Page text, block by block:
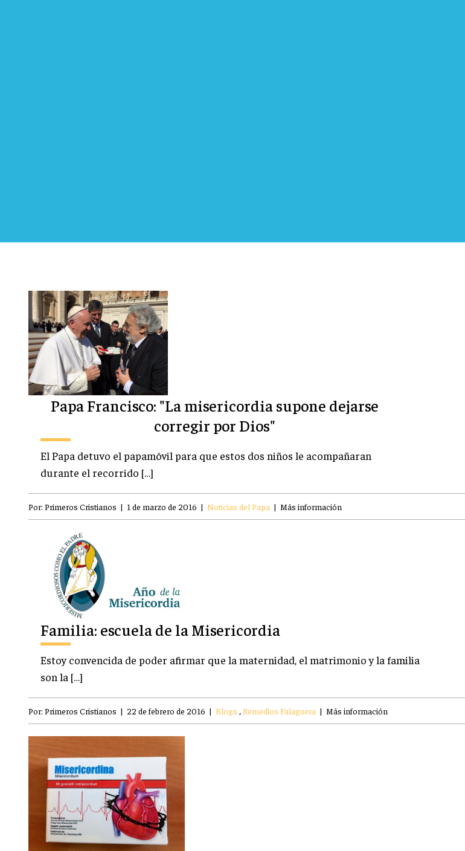
Papa Francisco: "La misericordia supone dejarse
corregir por Dios"
El Papa detuvo el papamóvil para que estos dos niños le acompañaran
durante el recorrido […]
Por: Primeros Cristianos | 1 de marzo de 2016 | Noticias del Papa | Más información
Familia: escuela de la Misericordia
Estoy convencida de poder afirmar que la maternidad, el matrimonio y la familia
son la […]
Por: Primeros Cristianos | 22 de febrero de 2016 | Blogs ,Remedios Falaguera | Más información